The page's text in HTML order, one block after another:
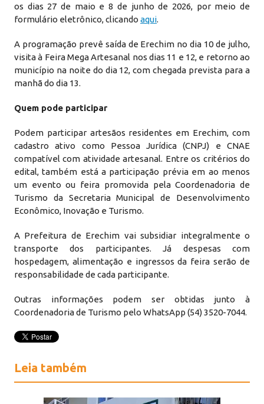
os dias 27 de maio e 8 de junho de 2026, por meio de
formulário eletrônico, clicandoaqui.
A programação prevê saída de Erechim no dia 10 de julho,
visita à Feira Mega Artesanal nos dias 11 e 12, e retorno ao
município na noite do dia 12, com chegada prevista para a
manhã do dia 13.
Quem pode participar
Podem participar artesãos residentes em Erechim, com
cadastro ativo como Pessoa Jurídica (CNPJ) e CNAE
compatível com atividade artesanal. Entre os critérios do
edital, também está a participação prévia em ao menos
um evento ou feira promovida pela Coordenadoria de
Turismo da Secretaria Municipal de Desenvolvimento
Econômico, Inovação e Turismo.
A Prefeitura de Erechim vai subsidiar integralmente o
transporte dos participantes. Já despesas com
hospedagem, alimentação e ingressos da feira serão de
responsabilidade de cada participante.
Outras informações podem ser obtidas junto à
Coordenadoria de Turismo pelo WhatsApp (54) 3520-7044.
Leia também